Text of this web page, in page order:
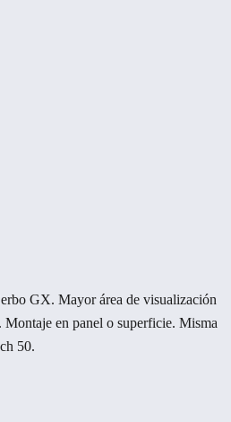
GX. Mayor área de visualización
Montaje en panel o superficie. Misma
50.